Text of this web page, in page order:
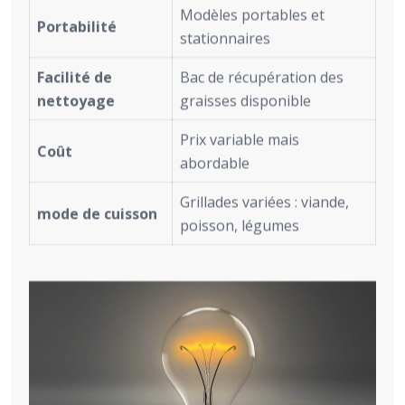
Portabilité
Modèles portables et
stationnaires
Facilité de
nettoyage
Bac de récupération des
graisses disponible
Coût
Prix variable mais
abordable
mode de cuisson
Grillades variées : viande,
poisson, légumes